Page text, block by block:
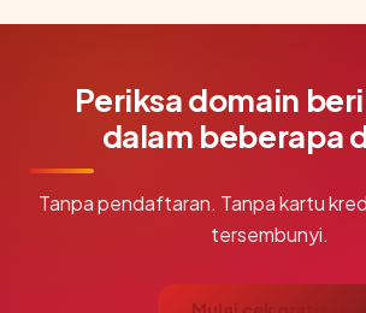
Periksa domain
dalam beberapa
Tanpa pendaftaran. Tanpa kartu
tersembunyi.